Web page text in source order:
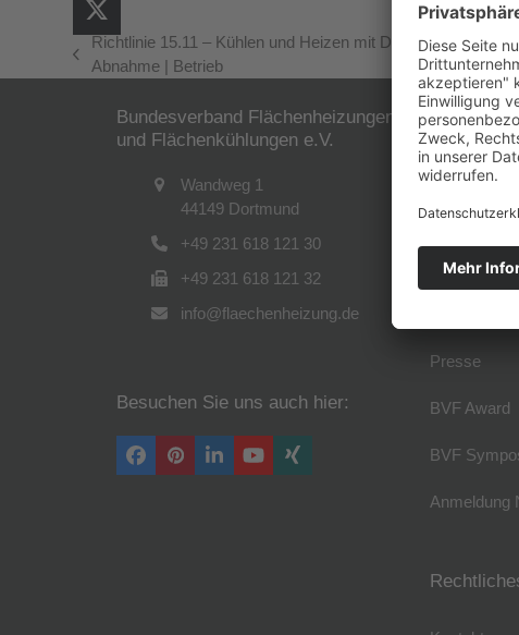
vorheriger
Richtlinie 15.11 – Kühlen und Heizen mit Deckensystemen:
Abnahme | Betrieb
Bundesverband Flächenheizungen
und Flächenkühlungen e.V.
Wandweg 1
44149 Dortmund
+49 231 618 121 30
+49 231 618 121 32
info@flaechenheizung.de
Besuchen Sie uns auch hier:
Facebook
PinterestLinkedInYouTube
Xing
Der BVF
Verband &
Presse
BVF Award
BVF
Anmeldung